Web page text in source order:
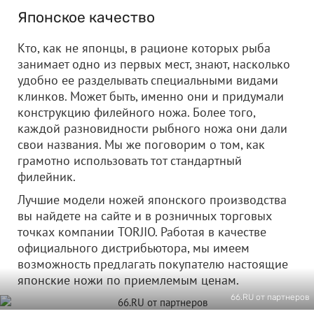
Японское качество
Кто, как не японцы, в рационе которых рыба
занимает одно из первых мест, знают, насколько
удобно ее разделывать специальными видами
клинков. Может быть, именно они и придумали
конструкцию филейного ножа. Более того,
каждой разновидности рыбного ножа они дали
свои названия. Мы же поговорим о том, как
грамотно использовать тот стандартный
филейник.
Лучшие модели ножей японского производства
вы найдете на сайте и в розничных торговых
точках компании TORJIO. Работая в качестве
официального дистрибьютора, мы имеем
возможность предлагать покупателю настоящие
японские ножи по приемлемым ценам.
66.RU от партнеров